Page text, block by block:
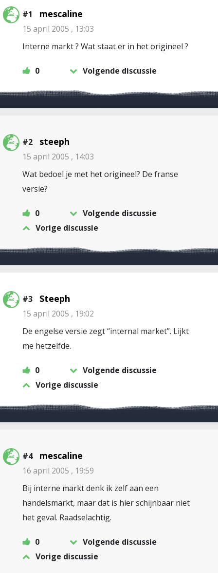
#1 mescaline
15 april 2005 , 13:03
Interne markt ? Wat staat er in het origineel ?
0 Volgende discussie
#2 steeph
15 april 2005 , 14:03
Wat bedoel je met het origineel? De franse
versie?
0
Volgende discussie
Vorige discussie
#3 Steeph
15 april 2005 , 19:02
De engelse versie zegt “internal market”. Lijkt
me hetzelfde.
0
Volgende discussie
Vorige discussie
#4 mescaline
16 april 2005 , 19:59
Bij interne markt denk ik zelf aan een
handelsmarkt, maar dat is hier schijnbaar niet
het geval. Raadselachtig.
0
Volgende discussie
Vorige discussie